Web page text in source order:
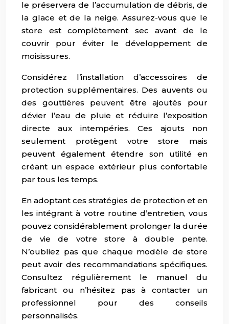
le préservera de l’accumulation de débris, de
la glace et de la neige. Assurez-vous que le
store est complètement sec avant de le
couvrir pour éviter le développement de
moisissures.
Considérez l’installation d’accessoires de
protection supplémentaires. Des auvents ou
des gouttières peuvent être ajoutés pour
dévier l’eau de pluie et réduire l’exposition
directe aux intempéries. Ces ajouts non
seulement protègent votre store mais
peuvent également étendre son utilité en
créant un espace extérieur plus confortable
par tous les temps.
En adoptant ces stratégies de protection et en
les intégrant à votre routine d’entretien, vous
pouvez considérablement prolonger la durée
de vie de votre store à double pente.
N’oubliez pas que chaque modèle de store
peut avoir des recommandations spécifiques.
Consultez régulièrement le manuel du
fabricant ou n’hésitez pas à contacter un
professionnel pour des conseils
personnalisés.